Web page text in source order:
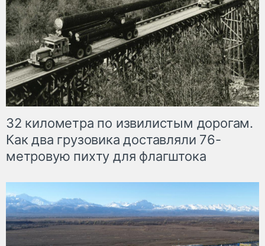
32 километра по извилистым дорогам.
Как два грузовика доставляли 76-
метровую пихту для флагштока